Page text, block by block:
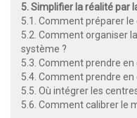
5. Simplifier la réalité par
5.1. Comment préparer
5.2. Comment organiser
système ?
5.3. Comment prendre
5.4. Comment prendre
5.5. Où intégrer les
5.6. Comment calibrer le